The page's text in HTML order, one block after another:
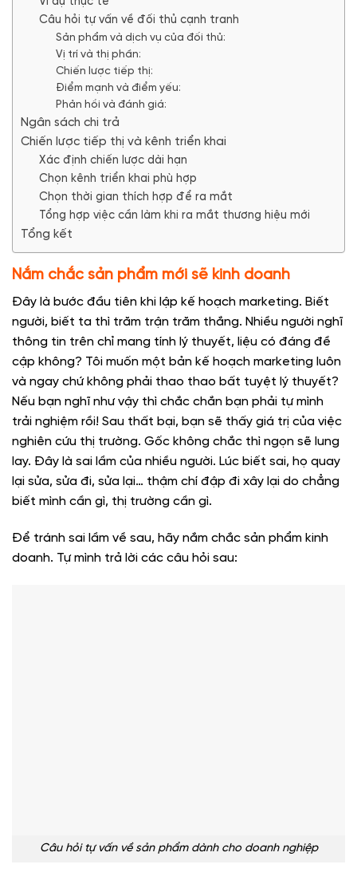
Câu hỏi tự vấn về đối thủ cạnh tranh
Sản phẩm và dịch vụ của đối thủ:
Vị trí và thị phần:
Chiến lược tiếp thị:
Điểm mạnh và điểm yếu:
Phản hồi và đánh giá:
Ngân sách chi trả
Chiến lược tiếp thị và kênh triển khai
Xác định chiến lược dài hạn
Chọn kênh triển khai phù hợp
Chọn thời gian thích hợp để ra mắt
Tổng hợp việc cần làm khi ra mắt thương hiệu mới
Tổng kết
Nắm chắc sản phẩm mới sẽ kinh doanh
Đây là bước đầu tiên khi lập kế hoạch marketing. Biết
người, biết ta thì trăm trận trăm thắng. Nhiều người nghĩ
thông tin trên chỉ mang tính lý thuyết, liệu có đáng đề
cập không? Tôi muốn một bản kế hoạch marketing luôn
và ngay chứ không phải thao thao bất tuyệt lý thuyết?
Nếu bạn nghĩ như vậy thì chắc chắn bạn phải tự mình
trải nghiệm rồi! Sau thất bại, bạn sẽ thấy giá trị của việc
nghiên cứu thị trường. Gốc không chắc thì ngọn sẽ lung
lay. Đây là sai lầm của nhiều người. Lúc biết sai, họ quay
lại sửa, sửa đi, sửa lại… thậm chí đập đi xây lại do chẳng
biết mình cần gì, thị trường cần gì.
Để tránh sai lầm về sau, hãy nắm chắc sản phẩm kinh
doanh. Tự mình trả lời các câu hỏi sau:
Câu hỏi tự vấn về sản phẩm dành cho doanh nghiệp